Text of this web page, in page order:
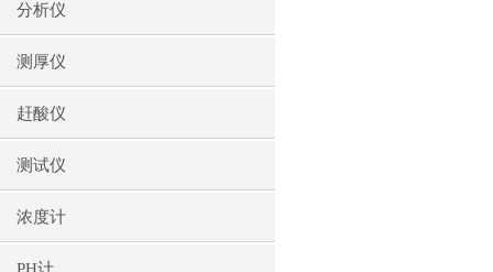
分析仪
测厚仪
赶酸仪
测试仪
浓度计